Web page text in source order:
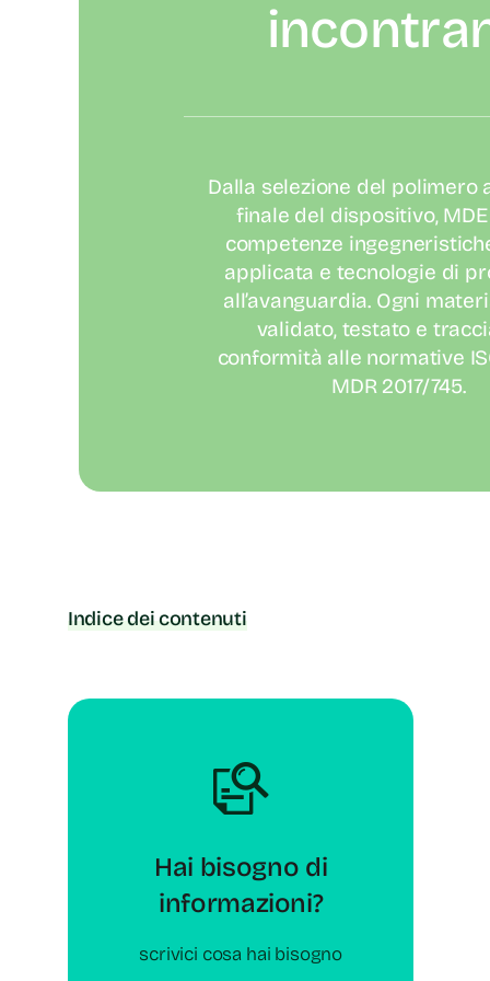
Dalla selezione del polimero
finale del dispositivo,
competenze
applicata e tecnologie di
all’avanguardia. Ogni
validato, testato e
conformità alle normative
MDR 2017/745.
Indice dei contenuti
Hai bisogno di
informazioni?
scrivici cosa hai bisogno